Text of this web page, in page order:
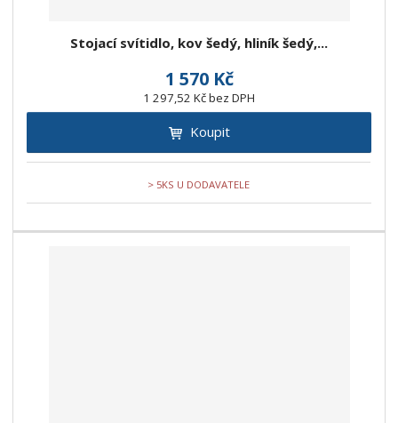
Stojací svítidlo, kov šedý, hliník šedý,...
1 570 Kč
1 297,52 Kč bez DPH
Koupit
> 5KS U DODAVATELE